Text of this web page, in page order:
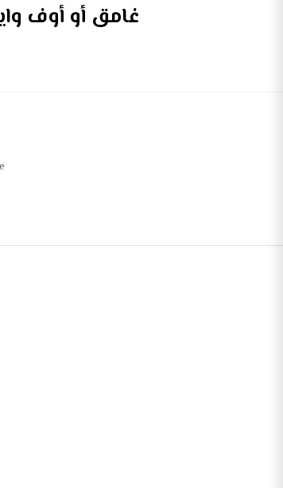
غامق أو أوف